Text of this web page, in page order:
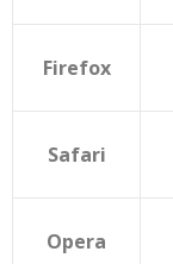
Firefox
Safari
Opera